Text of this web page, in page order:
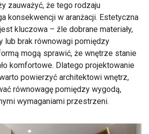
zauważyć, że tego rodzaju
konsekwencji w aranżacji. Estetyczna
kluczowa – źle dobrane materiały,
lub brak równowagi pomiędzy
mogą sprawić, że wnętrze stanie
komfortowe. Dlatego projektowanie
powierzyć architektowi wnętrz,
równowagę pomiędzy wygodą,
wymaganiami przestrzeni.